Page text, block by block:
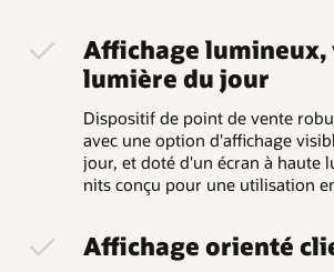
Affichage lumineux,
lumière du jour
Dispositif de point de vente
avec une option d'affichage
jour, et doté d'un écran à haute
nits conçu pour une utilisation
Affichage orienté